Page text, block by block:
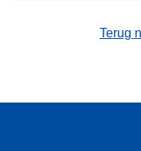
Terug